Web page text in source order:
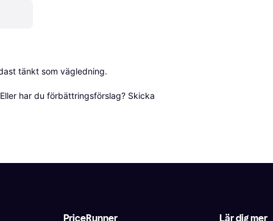
tänkt som vägledning.
har du förbättringsförslag? Skicka
PriceRunner Lär dig mer